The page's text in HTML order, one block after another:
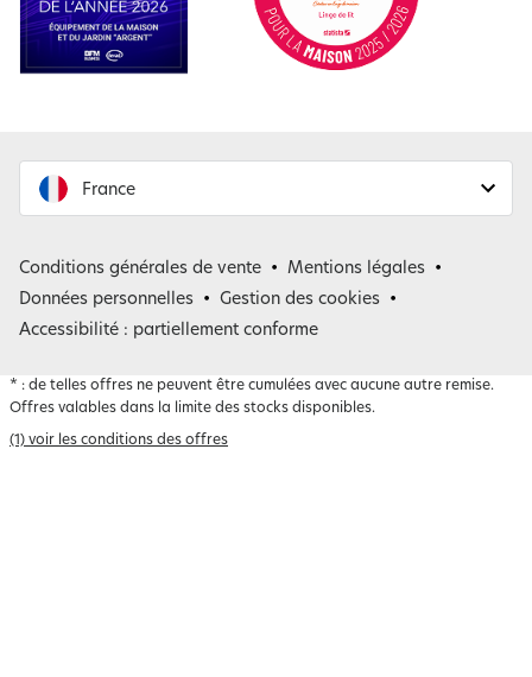
France
Belgique
Conditions générales de vente
Mentions légales
Données personnelles
Gestion des cookies
Accessibilité : partiellement conforme
* : de telles offres ne peuvent être cumulées avec aucune autre remise.
Offres valables dans la limite des stocks disponibles.
(1) voir les conditions des offres